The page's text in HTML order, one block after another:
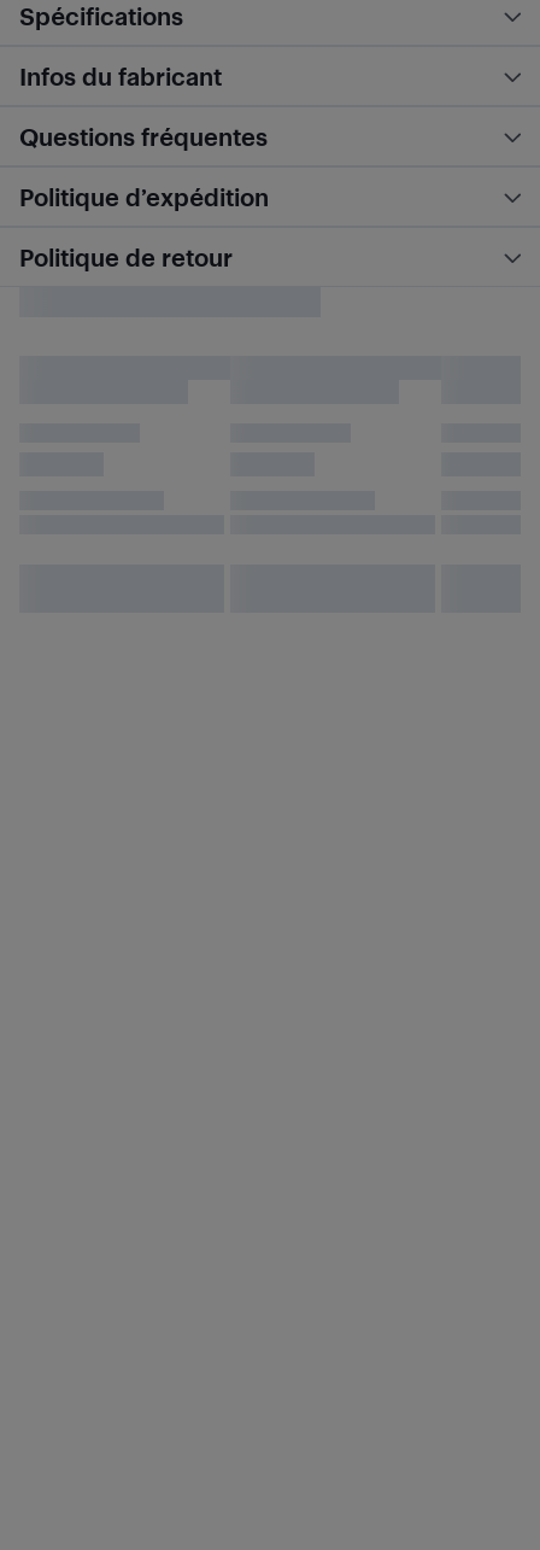
Spécifications
Infos du fabricant
Questions fréquentes
Politique d’expédition
Politique de retour